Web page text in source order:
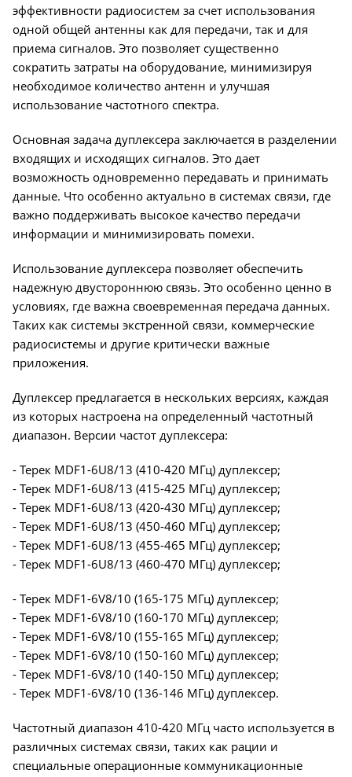
эффективности радиосистем за счет использования
одной общей антенны как для передачи, так и для
приема сигналов. Это позволяет существенно
сократить затраты на оборудование, минимизируя
необходимое количество антенн и улучшая
использование частотного спектра.
Основная задача дуплексера заключается в разделении
входящих и исходящих сигналов. Это дает
возможность одновременно передавать и принимать
данные. Что особенно актуально в системах связи, где
важно поддерживать высокое качество передачи
информации и минимизировать помехи.
Использование дуплексера позволяет обеспечить
надежную двустороннюю связь. Это особенно ценно в
условиях, где важна своевременная передача данных.
Таких как системы экстренной связи, коммерческие
радиосистемы и другие критически важные
приложения.
Дуплексер предлагается в нескольких версиях, каждая
из которых настроена на определенный частотный
диапазон. Версии частот дуплексера:
- Терек MDF1-6U8/13 (410-420 МГц) дуплексер;
- Терек MDF1-6U8/13 (415-425 МГц) дуплексер;
- Терек MDF1-6U8/13 (420-430 МГц) дуплексер;
- Терек MDF1-6U8/13 (450-460 МГц) дуплексер;
- Терек MDF1-6U8/13 (455-465 МГц) дуплексер;
- Терек MDF1-6U8/13 (460-470 МГц) дуплексер;
- Терек MDF1-6V8/10 (165-175 МГц) дуплексер;
- Терек MDF1-6V8/10 (160-170 МГц) дуплексер;
- Терек MDF1-6V8/10 (155-165 МГц) дуплексер;
- Терек MDF1-6V8/10 (150-160 МГц) дуплексер;
- Терек MDF1-6V8/10 (140-150 МГц) дуплексер;
- Терек MDF1-6V8/10 (136-146 МГц) дуплексер.
Частотный диапазон 410-420 МГц часто используется в
различных системах связи, таких как рации и
специальные операционные коммуникационные